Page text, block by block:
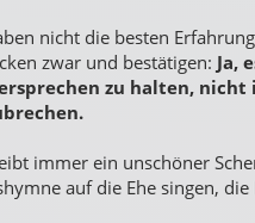
nicht die besten
zwar und bestätigen: Ja,
zu halten, nicht
immer ein unschöner
auf die Ehe singen, die